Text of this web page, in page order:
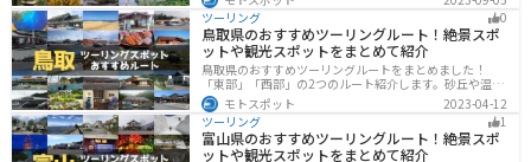
や湖、温泉地が点在し、四季折々の景色を楽しめるスポ
ットが多数あります。バイクで東北にツーリングに行く
際は参考にしてください。
ツーリング
0
鳥取県のおすすめツーリングルート！絶景スポ
ットや観光スポットをまとめて紹介
鳥取県のおすすめツーリングルートをまとめました！
「東部」「西部」の2つのルート紹介します。砂丘や温泉
地、歴史ある城跡など魅力溢れるスポットが多数あるの
で楽しめます。バイクで鳥取県にツーリングに行く際は
参考にしてください。
モトスポット
2023-04-12
ツーリング
1
富山県のおすすめツーリングルート！絶景スポ
ットや観光スポットをまとめて紹介